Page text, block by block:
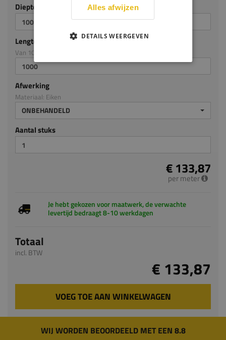
Diepte mm (milimeters)
Lengte mm (milimeters)
Van 100mm tot en met 4000mm
Afwerking
Materiaal: Eiken
ONBEHANDELD
Aantal stuks
€ 133,87
per meter
Je hebt gekozen voor maatwerk, de verwachte
levertijd bedraagt 8-10 werkdagen
Totaal
incl. BTW
€ 133,87
VOEG TOE AAN WINKELWAGEN
WIJ WORDEN BEOORDEELD MET EEN 8.8
Alles afwijzen
DETAILS WEERGEVEN